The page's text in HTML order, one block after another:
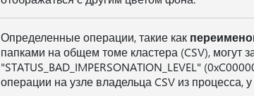
Определенные операции, такие как
папками на общем томе кластера (CSV), могут
"STATUS_BAD_IMPERSONATION_LEVEL"
операции на узле владельца CSV из процесса,